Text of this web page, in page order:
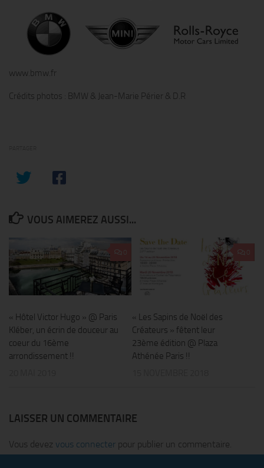
www.bmw.fr
Crédits photos : BMW & Jean-Marie Périer & D.R
VOUS AIMEREZ AUSSI...
« Hôtel Victor Hugo » @ Paris
Kléber, un écrin de douceur au
coeur du 16ème
arrondissement !!
« Les Sapins de Noël des
Créateurs » fêtent leur
23ème édition @ Plaza
Athénée Paris !!
LAISSER UN COMMENTAIRE
Vous devez vous connecter pour publier un commentaire.